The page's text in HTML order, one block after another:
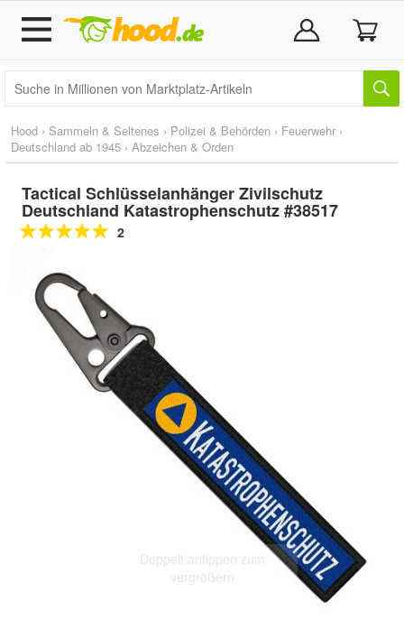
Hood › Sammeln & Seltenes › Polizei & Behörden › Feuerwehr ›
Deutschland ab 1945 › Abzeichen & Orden
Tactical Schlüsselanhänger Zivilschutz
Deutschland Katastrophenschutz #38517
2
Doppelt antippen zum
vergrößern